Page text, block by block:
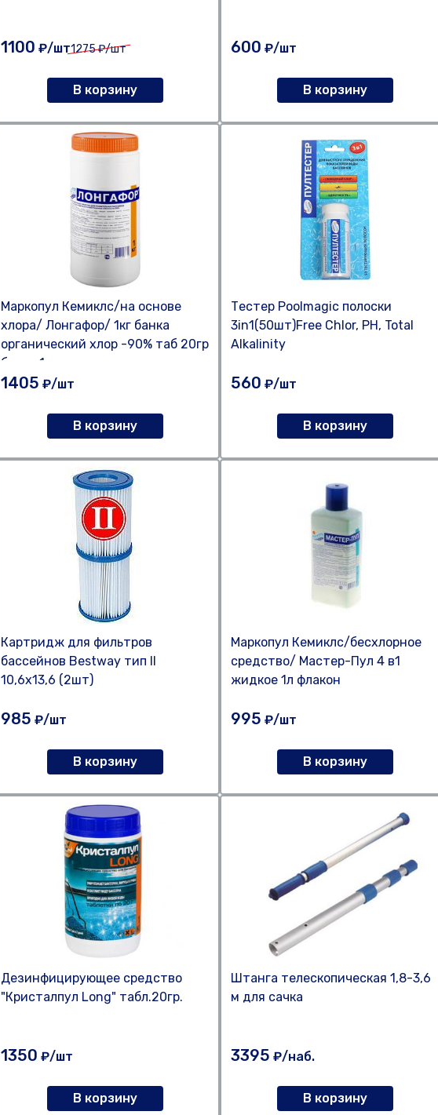
1100 ₽/шт1275₽/шт
В корзину
600 ₽/шт
В корзину
Маркопул Кемиклс/на основе
хлора/ Лонгафор/ 1кг банка
органический хлор -90% таб 20гр
банка 1 кг
1405 ₽/шт
В корзину
Тестер Poolmagic полоски
3in1(50шт)Free Chlor, PH, Total
Alkalinity
560 ₽/шт
В корзину
Картридж для фильтров
бассейнов Bestway тип II
10,6х13,6 (2шт)
985 ₽/шт
В корзину
Маркопул Кемиклс/бесхлорное
средство/ Мастер-Пул 4 в1
жидкое 1л флакон
995 ₽/шт
В корзину
Дезинфицирующее средство
"Кристалпул Long" табл.20гр.
1350 ₽/шт
В корзину
Штанга телескопическая 1,8-3,6
м для сачка
3395 ₽/наб.
В корзину